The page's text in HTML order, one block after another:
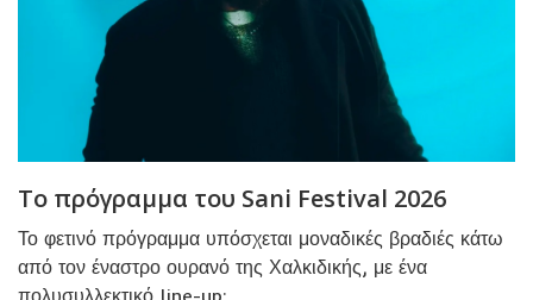
Το πρόγραμμα του Sani Festival 2026
Το φετινό πρόγραμμα υπόσχεται μοναδικές βραδιές κάτω
από τον έναστρο ουρανό της Χαλκιδικής, με ένα